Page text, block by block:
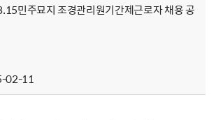
민주묘지 조경관리원기간제근로자 채용 공
02-11